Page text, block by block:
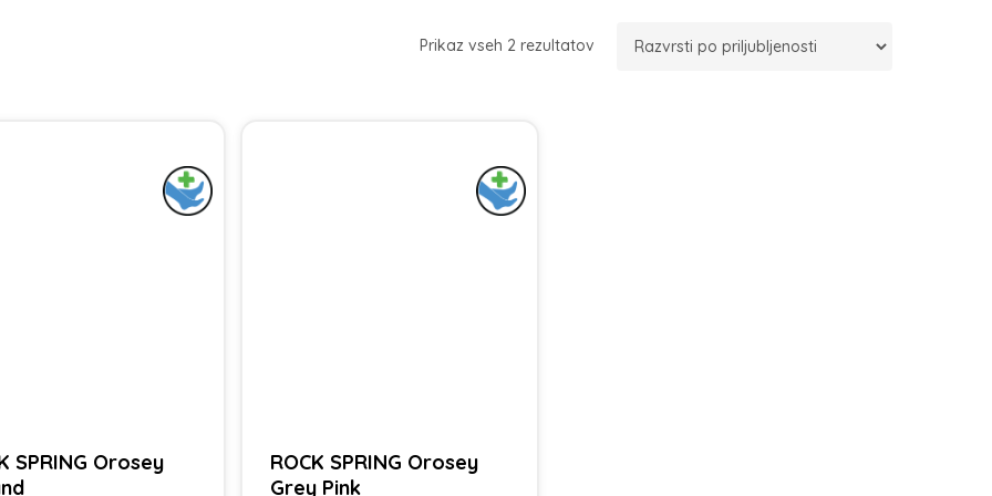
Prikaz vseh 2 rezultatov Razvrščeno
SPRING Orosey
ROCK SPRING Orosey
Grey Pink